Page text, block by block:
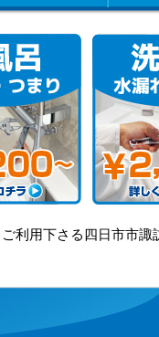
利用下さる四日市市